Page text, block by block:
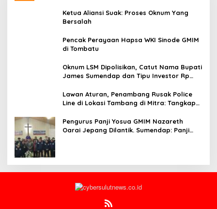
Ketua Aliansi Suak: Proses Oknum Yang
Bersalah
Pencak Perayaan Hapsa WKI Sinode GMIM
di Tombatu
Oknum LSM Dipolisikan, Catut Nama Bupati
James Sumendap dan Tipu Investor Rp
Lawan Aturan, Penambang Rusak Police
Line di Lokasi Tambang di Mitra: Tangkap
Pengurus Panji Yosua GMIM Nazareth
Oarai Jepang Dilantik. Sumendap: Panji